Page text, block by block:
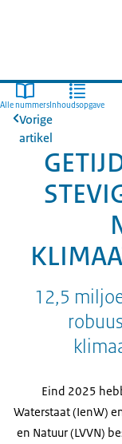
Alle nummers Inhoudsopgave
Vorige
artikel
12,5
Eind 2025
Waterstaat (IenW)
en Natuur (LVVN)